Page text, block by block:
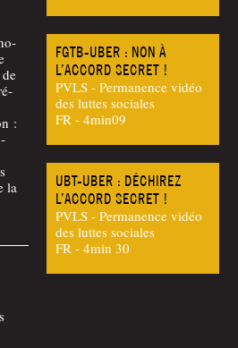
:
la
FGTB-UBER : NON À
L’ACCORD SECRET !
PVLS - Permanence vidéo
des luttes sociales
FR - 4min09
UBT-UBER : DÉCHIREZ
L’ACCORD SECRET !
PVLS - Permanence vidéo
des luttes sociales
FR - 4min 30